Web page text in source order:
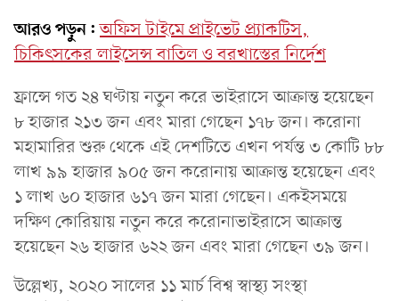
আরও পড়ুন: অফিস টাইমে প্রাইভেট প্র্যাকটিস,
চিকিৎসকের লাইসেন্স বাতিল ও বরখাস্তের নির্দেশ
ফ্রান্সে গত ২৪ ঘণ্টায় নতুন করে ভাইরাসে আক্রান্ত হয়েছেন
৮ হাজার ২১৩ জন এবং মারা গেছেন ১৭৮ জন। করোনা
মহামারির শুরু থেকে এই দেশটিতে এখন পর্যন্ত ৩ কোটি ৮৮
লাখ ৯৯ হাজার ৯০৫ জন করোনায় আক্রান্ত হয়েছেন এবং
১ লাখ ৬০ হাজার ৬১৭ জন মারা গেছেন। একইসময়ে
দক্ষিণ কোরিয়ায় নতুন করে করোনাভাইরাসে আক্রান্ত
হয়েছেন ২৬ হাজার ৬২২ জন এবং মারা গেছেন ৩৯ জন।
উল্লেখ্য, ২০২০ সালের ১১ মার্চ বিশ্ব স্বাস্থ্য সংস্থা